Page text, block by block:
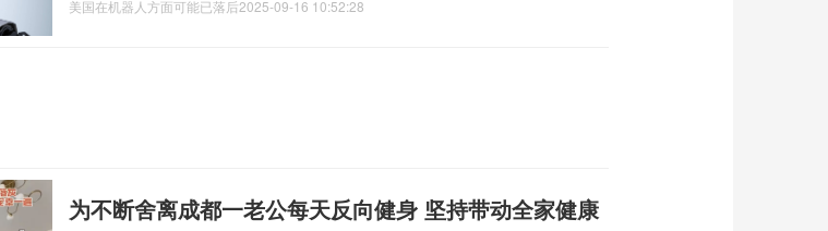
美国在机器人方面可能已落后2025-09-16 10:52:28
为不断舍离成都一老公每天反向健身 坚持带动全家健康